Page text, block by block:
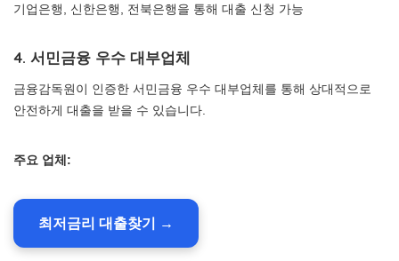
기업은행, 신한은행, 전북은행을 통해 대출 신청 가능
4. 서민금융 우수 대부업체
금융감독원이 인증한 서민금융 우수 대부업체를 통해 상대적으로
안전하게 대출을 받을 수 있습니다.
주요 업체:
최저금리 대출찾기 →